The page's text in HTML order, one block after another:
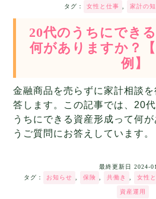
タグ：
女性と仕事 家計の
20代のうちにでき
何がありますか？
例】
金融商品を売らずに家計相談
答します。この記事では、20
うちにできる資産形成って何
うご質問にお答えしています。
最終更新日 2024-
タグ：
お知らせ 保険 共働き 女性
資産運用